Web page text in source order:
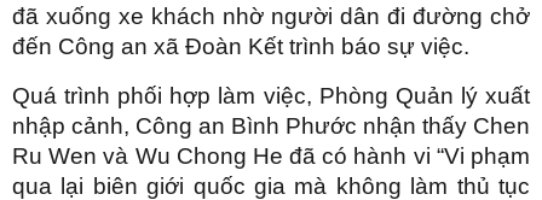
đã xuống xe khách nhờ người dân đi đường chở
đến Công an xã Đoàn Kết trình báo sự việc.
Quá trình phối hợp làm việc, Phòng Quản lý xuất
nhập cảnh, Công an Bình Phước nhận thấy Chen
Ru Wen và Wu Chong He đã có hành vi “Vi phạm
qua lại biên giới quốc gia mà không làm thủ tục